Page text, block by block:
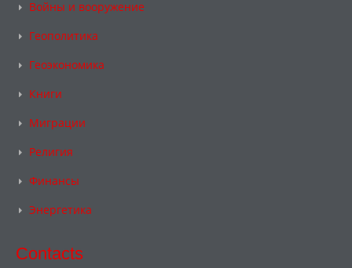
Войны и вооружение
Геополитика
Геоэкономика
Книги
Миграции
Религия
Финансы
Энергетика
Contacts